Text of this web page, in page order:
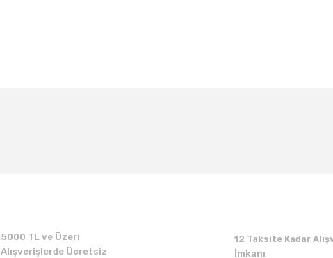
5000 TL ve Üzeri
Alışverişlerde Ücretsiz
12 Taksite Kadar
İmkanı